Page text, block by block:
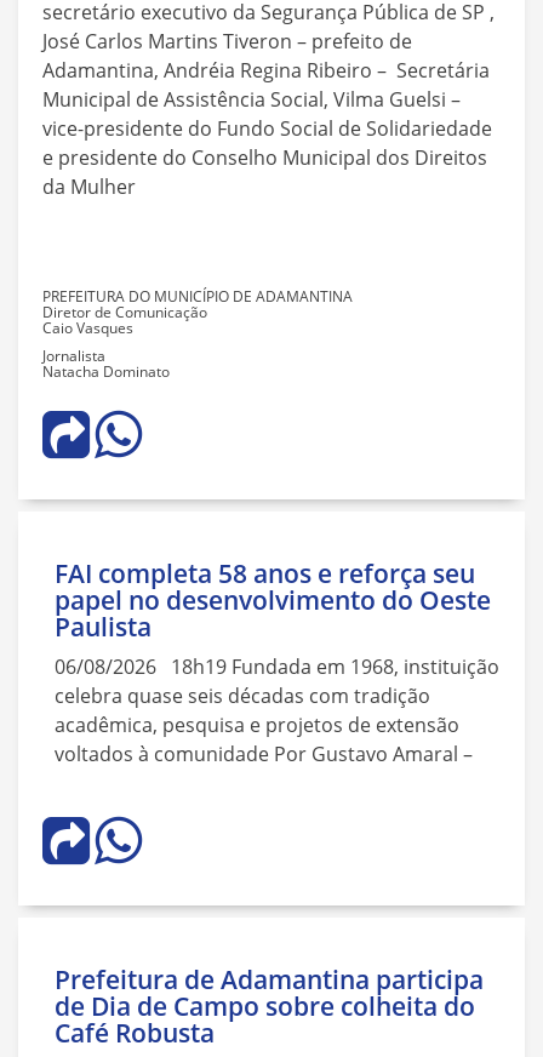
secretário executivo da Segurança Pública de SP ,
José Carlos Martins Tiveron – prefeito de
Adamantina, Andréia Regina Ribeiro – Secretária
Municipal de Assistência Social, Vilma Guelsi –
vice-presidente do Fundo Social de Solidariedade
e presidente do Conselho Municipal dos Direitos
da Mulher
PREFEITURA DO MUNICÍPIO DE ADAMANTINA
Diretor de Comunicação
Caio Vasques
Jornalista
Natacha Dominato
FAI completa 58 anos e reforça seu
papel no desenvolvimento do Oeste
Paulista
06/08/2026 18h19 Fundada em 1968, instituição
celebra quase seis décadas com tradição
acadêmica, pesquisa e projetos de extensão
voltados à comunidade Por Gustavo Amaral –
Prefeitura de Adamantina participa
de Dia de Campo sobre colheita do
Café Robusta